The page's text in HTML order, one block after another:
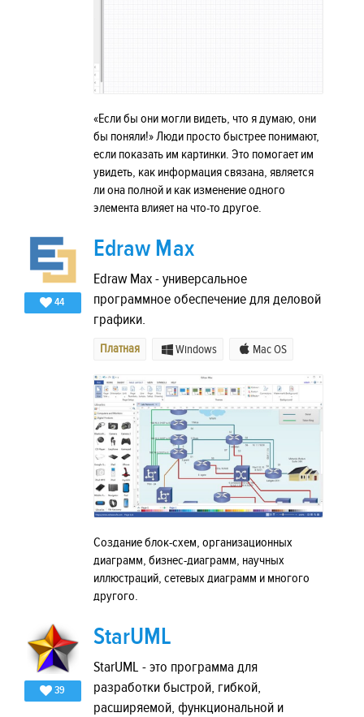
«Если бы они могли видеть, что я думаю, они
бы поняли!» Люди просто быстрее понимают,
если показать им картинки. Это помогает им
увидеть, как информация связана, является
ли она полной и как изменение одного
элемента влияет на что-то другое.
44
Edraw Max
Edraw Max - универсальное
программное обеспечение для деловой
графики.
Платная Windows Mac OS
Создание блок-схем, организационных
диаграмм, бизнес-диаграмм, научных
иллюстраций, сетевых диаграмм и многого
другого.
39
StarUML
StarUML - это программа для
разработки быстрой, гибкой,
расширяемой, функциональной и